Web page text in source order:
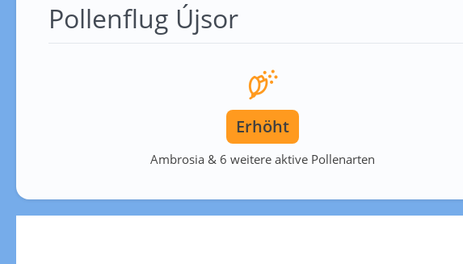
Pollenflug Újsor
Erhöht
Ambrosia & 6 weitere aktive Pollenarten